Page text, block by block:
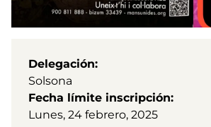
Delegación
Solsona
Fecha límite inscripción
Lunes, 24 febrero, 2025